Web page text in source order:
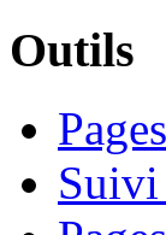
Outils
Suivi